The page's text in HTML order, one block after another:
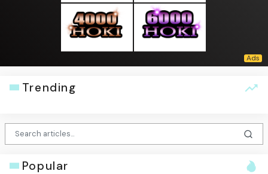
Trending
Popular